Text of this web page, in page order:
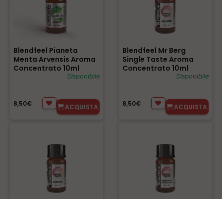
Blendfeel Pianeta
Menta Arvensis Aroma
Concentrato 10ml
Disponibile
8,50€ ACQUISTA
Blendfeel Mr Berg
Single Taste Aroma
Concentrato 10ml
Disponibile
8,50€ ACQUISTA